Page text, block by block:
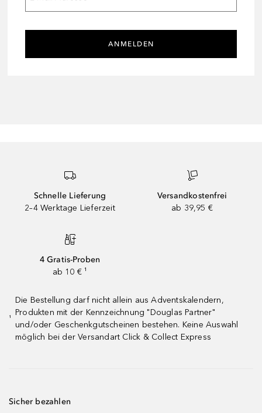
ANMELDEN
Schnelle Lieferung
2–4 Werktage Lieferzeit
Versandkostenfrei
ab 39,95 €
4 Gratis-Proben
ab 10 € ¹
¹
Die Bestellung darf nicht allein aus Adventskalendern,
Produkten mit der Kennzeichnung "Douglas Partner"
und/oder Geschenkgutscheinen bestehen. Keine Auswahl
möglich bei der Versandart Click & Collect Express
Sicher bezahlen